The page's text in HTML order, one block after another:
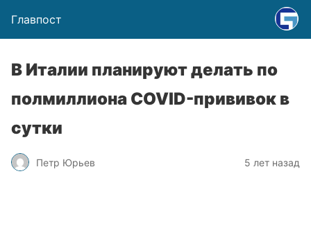
Главпост
В Италии планируют делать по
полмиллиона COVID-прививок в
сутки
Петр Юрьев 5 лет назад